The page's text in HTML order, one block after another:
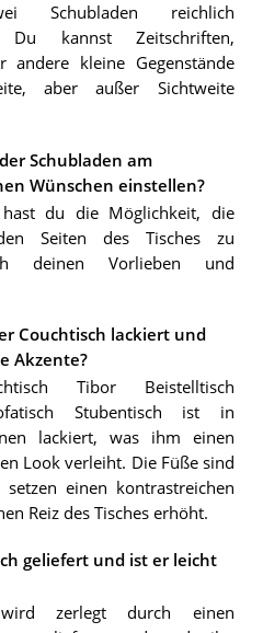
Schubladen reichlich
Du kannst Zeitschriften,
andere kleine Gegenstände
aber außer Sichtweite
Schubladen am
Wünschen einstellen?
du die Möglichkeit, die
Seiten des Tisches zu
deinen Vorlieben und
Couchtisch lackiert und
Akzente?
Tibor Beistelltisch
Stubentisch ist in
lackiert, was ihm einen
Look verleiht. Die Füße sind
einen kontrastreichen
Reiz des Tisches erhöht.
geliefert und ist er leicht
wird zerlegt durch einen